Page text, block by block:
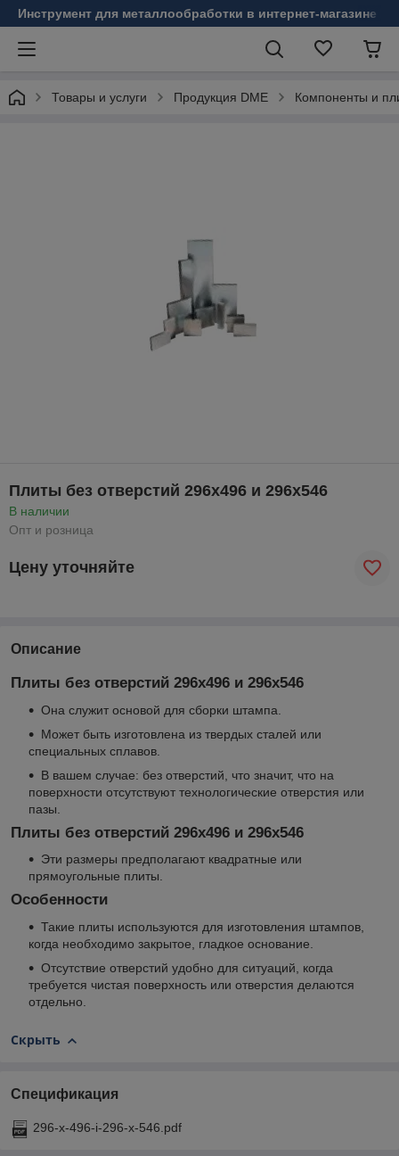
Инструмент для металлообработки в интернет-магазине
Товары и услуги Продукция DME Компоненты и
Плиты без отверстий 296x496 и 296x546
В наличии
Опт и розница
Цену уточняйте
Описание
Плиты без отверстий 296x496 и 296x546
Она служит основой для сборки штампа.
Может быть изготовлена из твердых сталей или
специальных сплавов.
В вашем случае: без отверстий, что значит, что на
поверхности отсутствуют технологические отверстия или
пазы.
Плиты без отверстий 296x496 и 296x546
Эти размеры предполагают квадратные или
прямоугольные плиты.
Особенности
Такие плиты используются для изготовления штампов,
когда необходимо закрытое, гладкое основание.
Отсутствие отверстий удобно для ситуаций, когда
требуется чистая поверхность или отверстия делаются
отдельно.
Скрыть
Спецификация
296-x-496-i-296-x-546.pdf